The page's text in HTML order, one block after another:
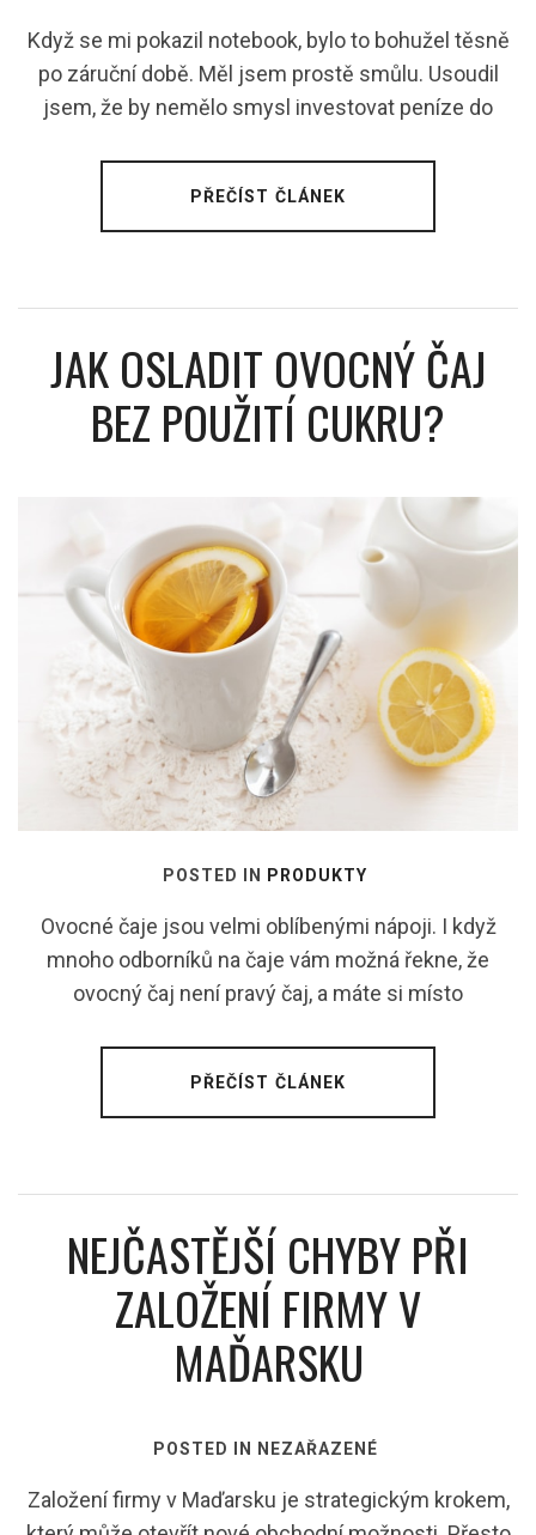
Když se mi pokazil notebook, bylo to bohužel těsně
po záruční době. Měl jsem prostě smůlu. Usoudil
jsem, že by nemělo smysl investovat peníze do
PŘEČÍST ČLÁNEK
JAK OSLADIT OVOCNÝ ČAJ
BEZ POUŽITÍ CUKRU?
POSTED IN PRODUKTY
Ovocné čaje jsou velmi oblíbenými nápoji. I když
mnoho odborníků na čaje vám možná řekne, že
ovocný čaj není pravý čaj, a máte si místo
PŘEČÍST ČLÁNEK
NEJČASTĚJŠÍ CHYBY PŘI
ZALOŽENÍ FIRMY V
MAĎARSKU
POSTED IN NEZAŘAZENÉ
Založení firmy v Maďarsku je strategickým krokem,